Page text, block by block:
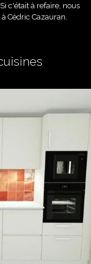
c'était à refaire, nous
Cédric Cazauran.